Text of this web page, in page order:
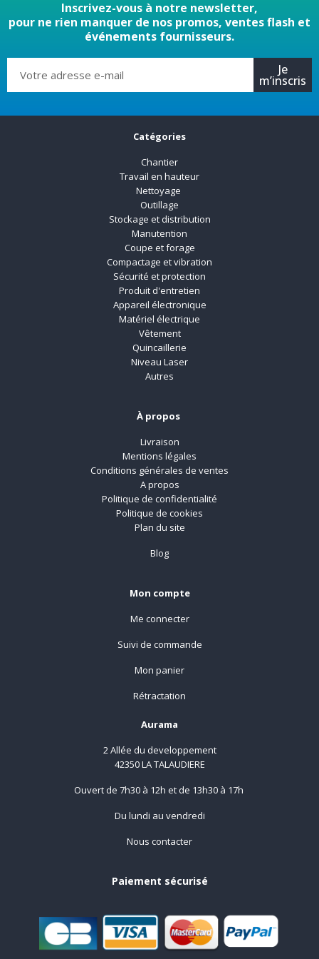
Inscrivez-vous à notre newsletter,
pour ne rien manquer de nos promos, ventes flash et
événements fournisseurs.
Je
m’inscris
Catégories
Chantier
Travail en hauteur
Nettoyage
Outillage
Stockage et distribution
Manutention
Coupe et forage
Compactage et vibration
Sécurité et protection
Produit d'entretien
Appareil électronique
Matériel électrique
Vêtement
Quincaillerie
Niveau Laser
Autres
À propos
Livraison
Mentions légales
Conditions générales de ventes
A propos
Politique de confidentialité
Politique de cookies
Plan du site
Blog
Mon compte
Me connecter
Suivi de commande
Mon panier
Rétractation
Aurama
2 Allée du developpement
42350 LA TALAUDIERE
Ouvert de 7h30 à 12h et de 13h30 à 17h
Du lundi au vendredi
Nous contacter
Paiement sécurisé